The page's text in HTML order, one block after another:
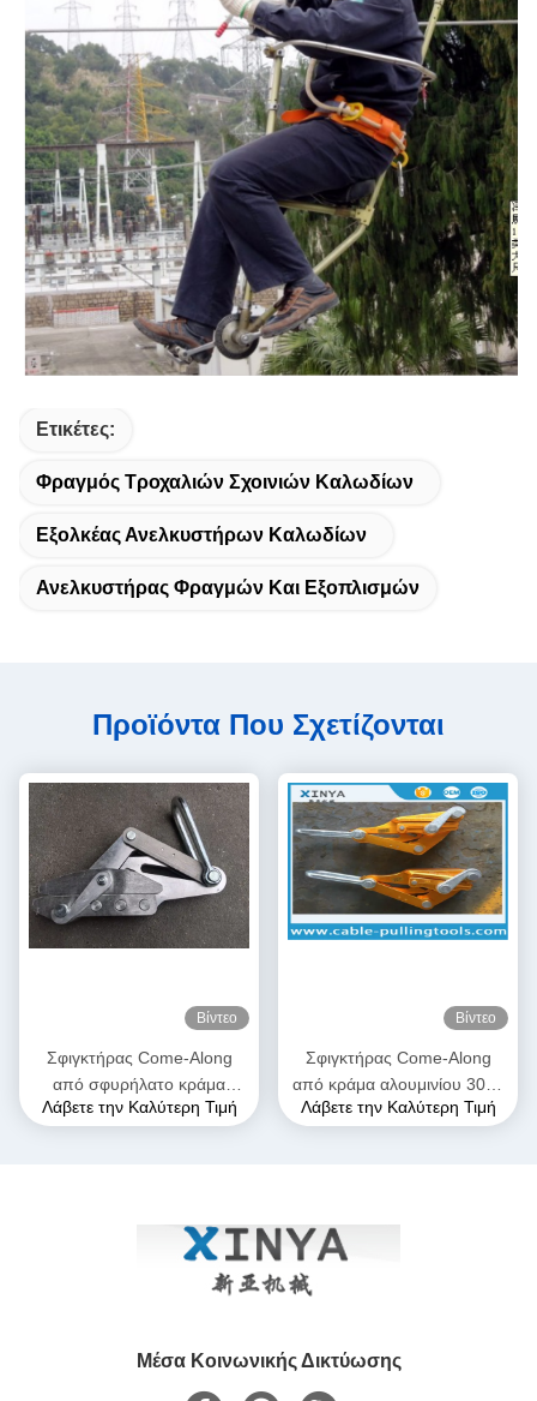
Ετικέτες:
Φραγμός Τροχαλιών Σχοινιών Καλωδίων
Εξολκέας Ανελκυστήρων Καλωδίων
Ανελκυστήρας Φραγμών Και Εξοπλισμών
Προϊόντα Που Σχετίζονται
Βίντεο
Σφιγκτήρας Come-Along
από σφυρήλατο κράμα
αλουμινίου υψηλής αντοχής,
Λάβετε την Καλύτερη Τιμή
Βίντεο
Σφιγκτήρας Come-Along
από κράμα αλουμινίου 300–
400 sqmm | Λαβή γραμμής
Λάβετε την Καλύτερη Τιμή
Μέσα Κοινωνικής Δικτύωσης